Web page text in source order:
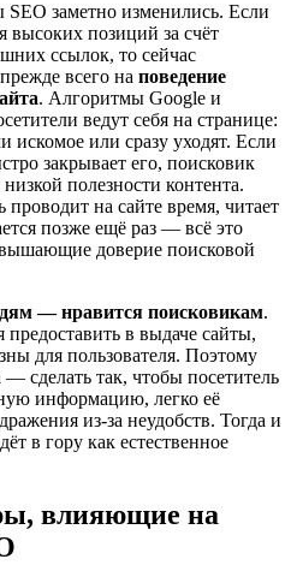
заметно изменились. Если
позиций за счёт
ссылок, то сейчас
всего на поведение
. Алгоритмы Google и
ведут себя на странице:
искомое или сразу уходят. Если
закрывает его, поисковик
полезности контента.
проводит на сайте время, читает
позже ещё раз — всё это
доверие поисковой
— нравится поисковикам.
в выдаче сайты,
для пользователя. Поэтому
— сделать так, чтобы посетитель
информацию, легко её
из-за неудобств. Тогда и
в гору как естественное
влияющие на